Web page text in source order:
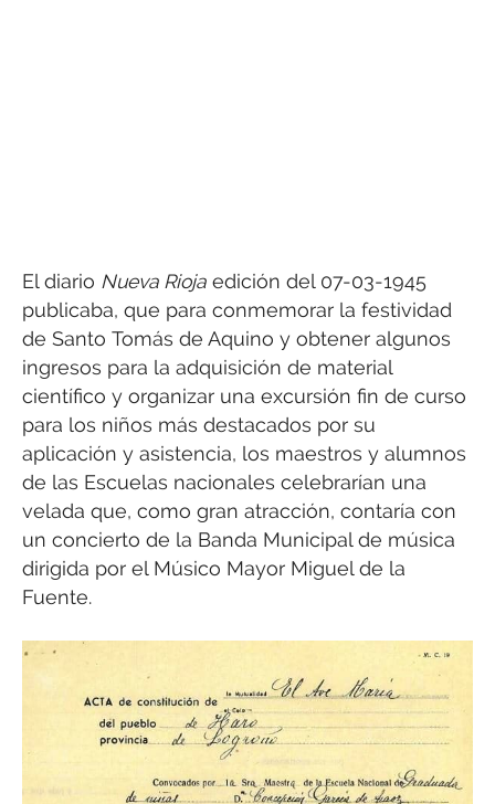
El diario Nueva Rioja edición del 07-03-1945
publicaba, que para conmemorar la festividad
de Santo Tomás de Aquino y obtener algunos
ingresos para la adquisición de material
científico y organizar una excursión fin de curso
para los niños más destacados por su
aplicación y asistencia, los maestros y alumnos
de las Escuelas nacionales celebrarían una
velada que, como gran atracción, contaría con
un concierto de la Banda Municipal de música
dirigida por el Músico Mayor Miguel de la
Fuente.